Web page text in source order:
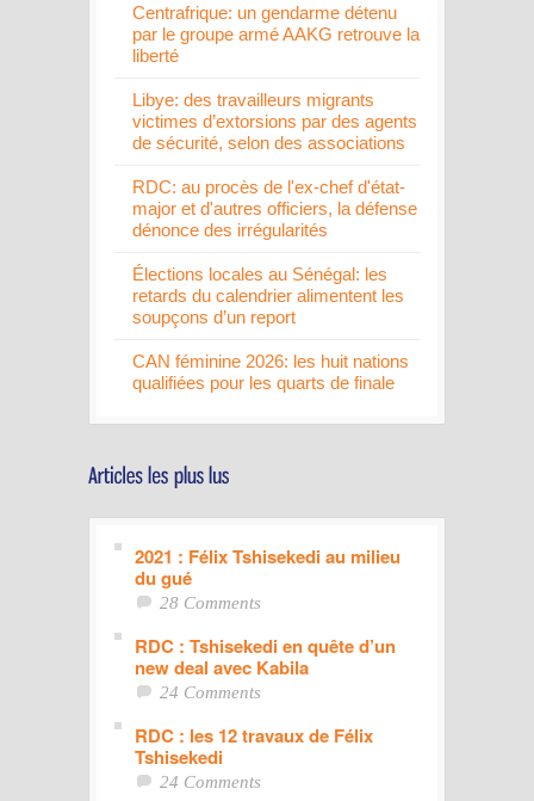
Centrafrique: un gendarme détenu
par le groupe armé AAKG retrouve la
liberté
Libye: des travailleurs migrants
victimes d’extorsions par des agents
de sécurité, selon des associations
RDC: au procès de l'ex-chef d'état-
major et d'autres officiers, la défense
dénonce des irrégularités
Élections locales au Sénégal: les
retards du calendrier alimentent les
soupçons d’un report
CAN féminine 2026: les huit nations
qualifiées pour les quarts de finale
2021 : Félix Tshisekedi au milieu
du gué
28 Comments
RDC : Tshisekedi en quête d’un
new deal avec Kabila
24 Comments
RDC : les 12 travaux de Félix
Tshisekedi
24 Comments